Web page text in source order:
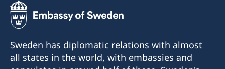
Sweden has diplomatic relations with almost
all states in the world, with embassies and